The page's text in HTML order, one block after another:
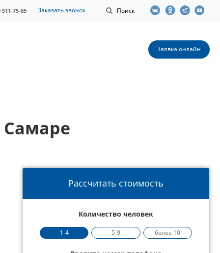
Поиск
511-75-65 Заказать звонок
Заявка онлайн
Самаре
Рассчитать стоимость
Количество человек
1-4 5-9 более 10